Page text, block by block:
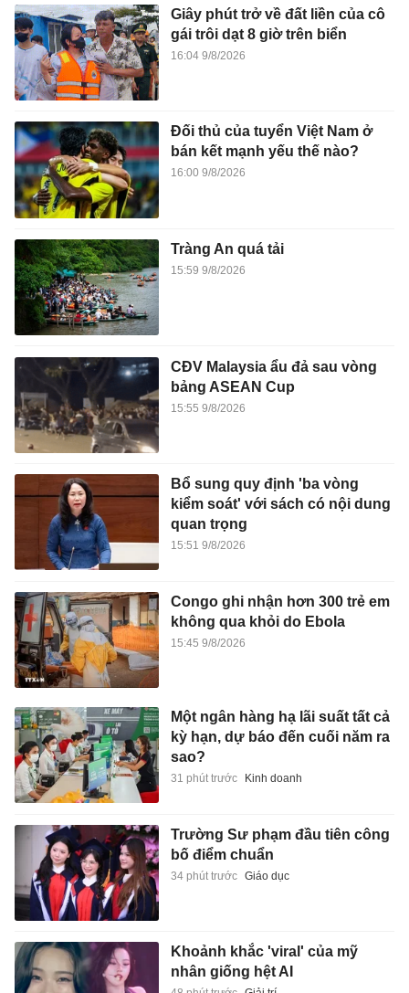
Giây phút trở về đất liền của cô
gái trôi dạt 8 giờ trên biển
16:04 9/8/2026
Đối thủ của tuyển Việt Nam ở
bán kết mạnh yếu thế nào?
16:00 9/8/2026
Tràng An quá tải
15:59 9/8/2026
CĐV Malaysia ẩu đả sau vòng
bảng ASEAN Cup
15:55 9/8/2026
Bổ sung quy định 'ba vòng
kiểm soát' với sách có nội dung
quan trọng
15:51 9/8/2026
Congo ghi nhận hơn 300 trẻ em
không qua khỏi do Ebola
15:45 9/8/2026
Một ngân hàng hạ lãi suất tất cả
kỳ hạn, dự báo đến cuối năm ra
sao?
31 phút trước Kinh doanh
Trường Sư phạm đầu tiên công
bố điểm chuẩn
34 phút trước Giáo dục
Khoảnh khắc 'viral' của mỹ
nhân giống hệt AI